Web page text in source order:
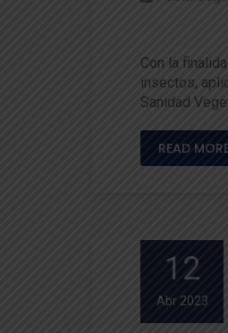
Con la
insectos,
Sanidad
READ MORE
12
Abr 2023